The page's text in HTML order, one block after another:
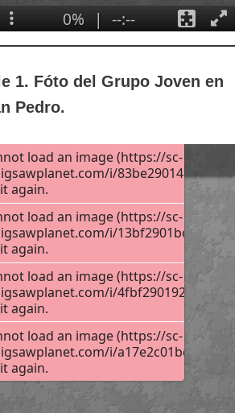
1. Fóto del Grupo Joven en
Pedro.